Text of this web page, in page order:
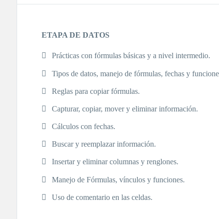
ETAPA DE DATOS
Prácticas con fórmulas básicas y a nivel intermedio.
Tipos de datos, manejo de fórmulas, fechas y
Reglas para copiar fórmulas.
Capturar, copiar, mover y eliminar información.
Cálculos con fechas.
Buscar y reemplazar información.
Insertar y eliminar columnas y renglones.
Manejo de Fórmulas, vínculos y funciones.
Uso de comentario en las celdas.